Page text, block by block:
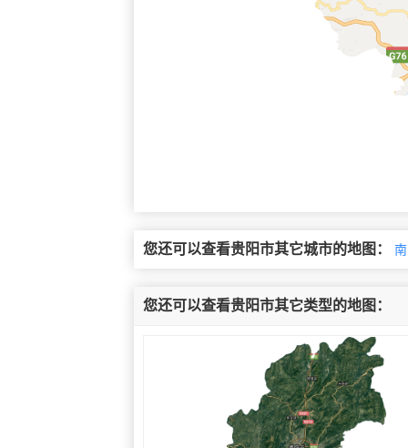
您还可以查看贵阳市其它城市的地图：
您还可以查看贵阳市其它类型的地图：